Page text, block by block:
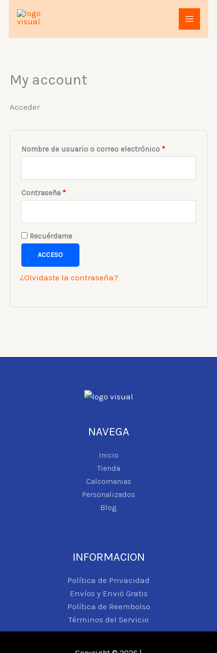
My account
Acceder
Nombre de usuario o correo electrónico *
Obligatorio
Contraseña *
Recuérdame
ACCESO
¿Olvidaste la contraseña?
NAVEGA
Inicio
Tienda
Calcomanias
Personalizados
Blog
INFORMACION
Política de Privacidad
Envíos y Envió Gratis
Política de Reembolso
Términos del Servicio